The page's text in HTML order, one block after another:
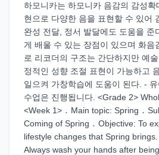
하모니카는 하모니카 음감의 감성확
현으로 다양한 음을 표현할 수 있어
완성 전달, 정서 발달에도 도움을 준
게 배울 수 있는 장점이 있으며 화음
로 리코더의 구조는 간단하지만 예
정적인 성향 조절 표현이 가능하고
일으켜 가창학습에 도움이 된다. -
수업은 진행됩니다. <Grade 2>
<Week 1> ․ Main topic: Spring ․
Coming of Spring ․ Objective: To
lifestyle changes that Spring
Always wash your hands after